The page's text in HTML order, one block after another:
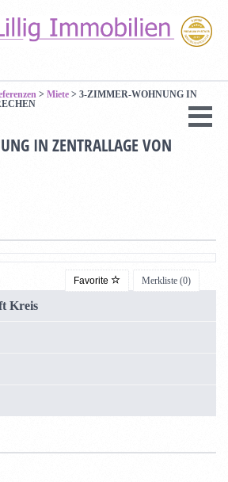
> Miete > 3-ZIMMER-WOHNUNG IN
IN ZENTRALLAGE VON
Merkliste (0)
Favorite
Kreis